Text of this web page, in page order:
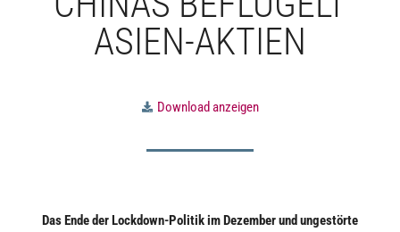
ASIEN-AKTIEN
Download anzeigen
Das Ende der Lockdown-Politik im Dezember und ungestörte